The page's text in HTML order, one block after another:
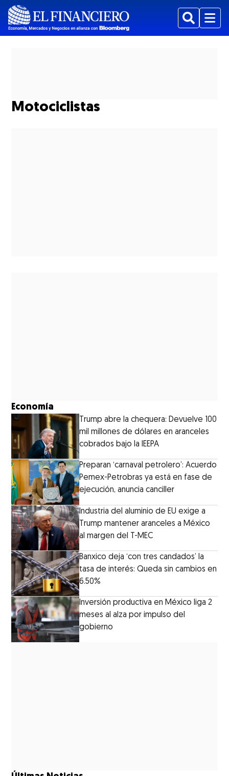
BuscarMenu
Motociclistas
Economía
Trump abre la chequera: Devuelve 100
mil millones de dólares en aranceles
cobrados bajo la IEEPA
Preparan ‘carnaval petrolero’: Acuerdo
Pemex-Petrobras ya está en fase de
ejecución, anuncia canciller
Industria del aluminio de EU exige a
Trump mantener aranceles a México
al margen del T-MEC
Banxico deja ‘con tres candados’ la
tasa de interés: Queda sin cambios en
6.50%
Inversión productiva en México liga 2
meses al alza por impulso del
gobierno